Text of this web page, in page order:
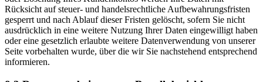
Rücksicht auf steuer- und handelsrechtliche Aufbewahrungsfristen
gesperrt und nach Ablauf dieser Fristen gelöscht, sofern Sie nicht
ausdrücklich in eine weitere Nutzung Ihrer Daten eingewilligt haben
oder eine gesetzlich erlaubte weitere Datenverwendung von unserer
Seite vorbehalten wurde, über die wir Sie nachstehend entsprechend
informieren.